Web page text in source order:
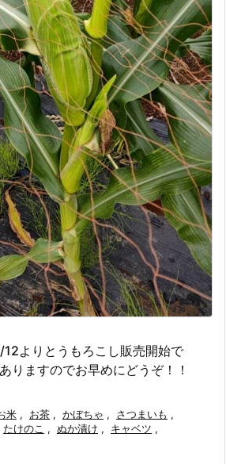
12よりとうもろこし販売開始で
りますのでお早めにどうぞ！！
米 , お茶 , かぼちゃ , さつまいも ,
たけのこ , ぬか漬け , キャベツ ,